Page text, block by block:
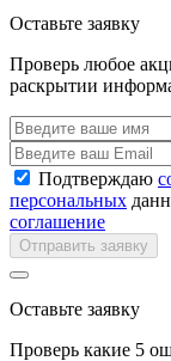
Оставьте заявку
Проверь любое
раскрытии
Подтверждаю
персональных
соглашение
Отправить заявку
Оставьте заявку
Проверь какие 5